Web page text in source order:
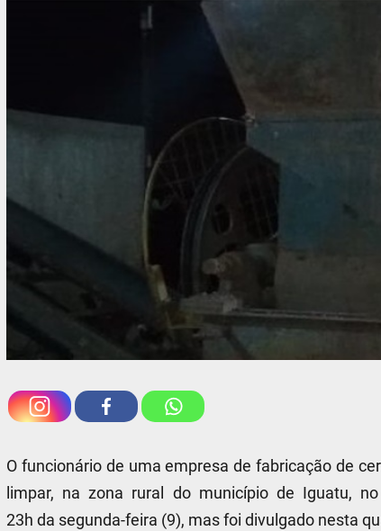
O funcionário de uma empresa de fabricação de
limpar, na zona rural do município de Iguatu,
23h da segunda-feira (9), mas foi divulgado nesta